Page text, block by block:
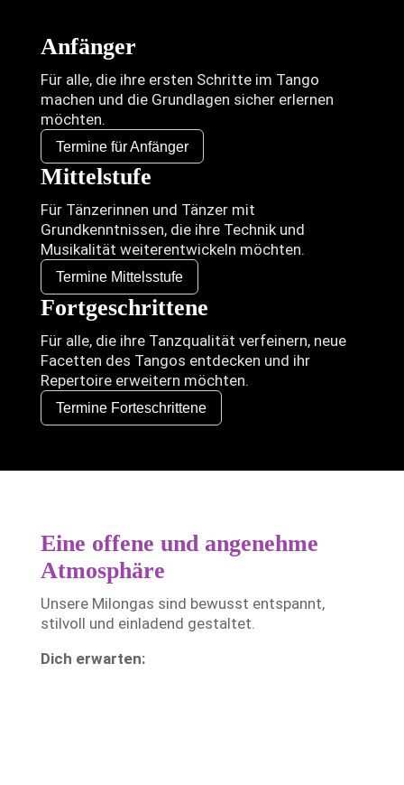
Anfänger
Für alle, die ihre ersten Schritte im Tango
machen und die Grundlagen sicher erlernen
möchten.
Termine für Anfänger
Mittelstufe
Für Tänzerinnen und Tänzer mit
Grundkenntnissen, die ihre Technik und
Musikalität weiterentwickeln möchten.
Termine Mittelsstufe
Fortgeschrittene
Für alle, die ihre Tanzqualität verfeinern, neue
Facetten des Tangos entdecken und ihr
Repertoire erweitern möchten.
Termine Forteschrittene
Eine offene und angenehme
Atmosphäre
Unsere Milongas sind bewusst entspannt,
stilvoll und einladend gestaltet.
Dich erwarten: